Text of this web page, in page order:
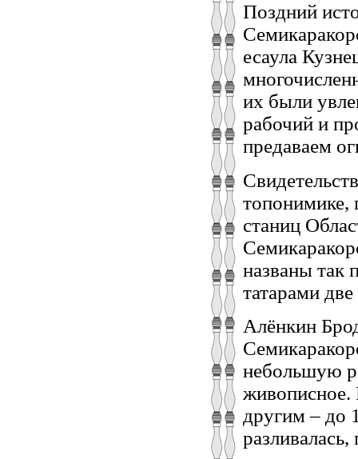
Поздний
есаула
их были
рабочий и
предаваем
топонимике,
станиц
названы так
татарами
Алёнкин
небольшую
живописное.
другим – до